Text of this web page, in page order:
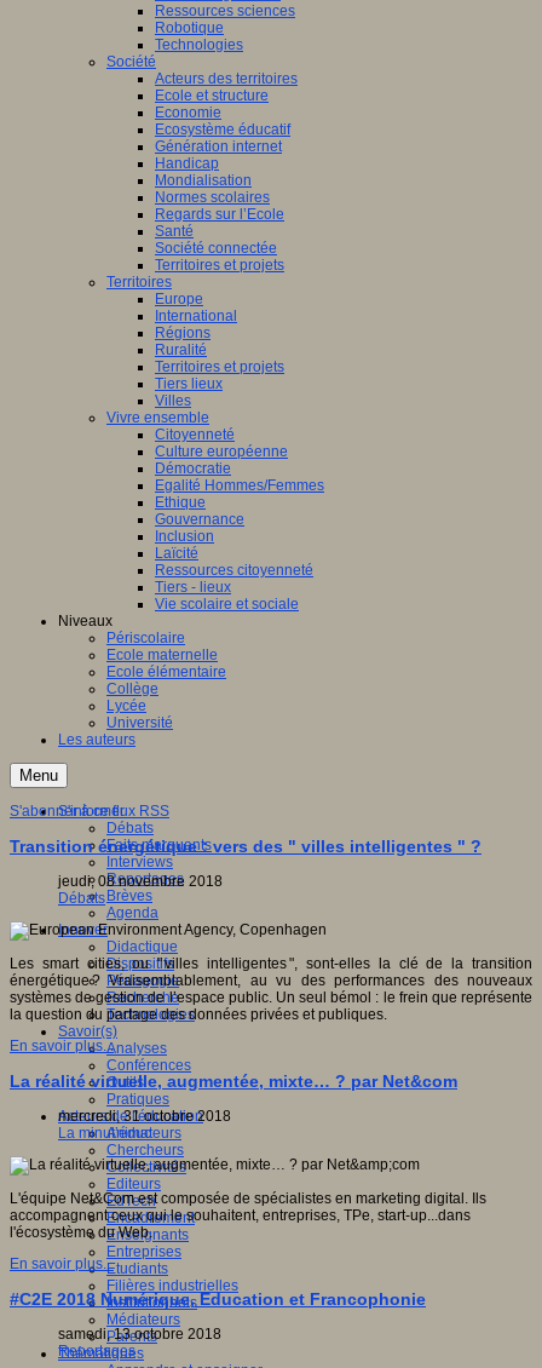
Ressources sciences
Robotique
Technologies
Société
Acteurs des territoires
Ecole et structure
Economie
Ecosystème éducatif
Génération internet
Handicap
Mondialisation
Normes scolaires
Regards sur l’Ecole
Santé
Société connectée
Territoires et projets
Territoires
Europe
International
Régions
Ruralité
Territoires et projets
Tiers lieux
Villes
Vivre ensemble
Citoyenneté
Culture européenne
Démocratie
Egalité Hommes/Femmes
Ethique
Gouvernance
Inclusion
Laïcité
Ressources citoyenneté
Tiers - lieux
Vie scolaire et sociale
Niveaux
Périscolaire
Ecole maternelle
Ecole élémentaire
Collège
Lycée
Université
Les auteurs
Menu
S'informer
Débats
Faits marquants
Interviews
Reportages
Brèves
Agenda
Innover
Didactique
Dispositifs
Pédagogie
Recherche
Technologies
Savoir(s)
Analyses
Conférences
Outils
Pratiques
Acteurs de l'éducation
Animateurs
Chercheurs
Collectivités
Editeurs
EdTech
Encadrement
Enseignants
Entreprises
Etudiants
Filières industrielles
Institutionnels
Médiateurs
Parents
Thématiques
S'abonner à ce flux RSS
Transition énergétique : vers des " villes intelligentes " ?
jeudi, 08 novembre 2018
Débats
Les smart cities, ou " villes intelligentes ", sont-elles la clé de la transition
énergétique ? Vraisemblablement, au vu des performances des nouveaux
systèmes de gestion de l’espace public. Un seul bémol : le frein que représente
la question du partage des données privées et publiques.
En savoir plus...
La réalité virtuelle, augmentée, mixte… ? par Net&com
mercredi, 31 octobre 2018
La minut’éduc
L'équipe Net&Com est composée de spécialistes en marketing digital. Ils
accompagnent ceux qui le souhaitent, entreprises, TPe, start-up...dans
l'écosystème du Web.
En savoir plus...
#C2E 2018 Numérique, Education et Francophonie
samedi, 13 octobre 2018
Reportages